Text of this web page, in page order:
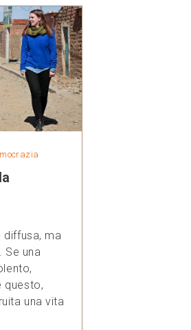
diffusa, ma
Se una
questo,
una vita